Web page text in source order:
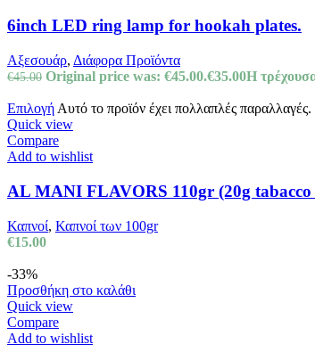
6inch LED ring lamp for hookah plates.
Αξεσουάρ, Διάφορα Προϊόντα
€45.00 Original price was: €45.00.€35.00Η
Επιλογή Αυτό το προϊόν έχει πολλαπλές
Quick view
Compare
Add to wishlist
AL MANI FLAVORS 110gr (20g
Καπνοί, Καπνοί των 100gr
€15.00
-33%
Προσθήκη στο καλάθι
Quick view
Compare
Add to wishlist